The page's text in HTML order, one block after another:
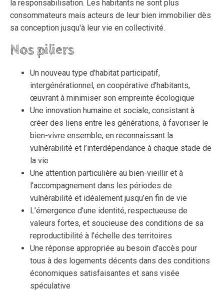
la responsabilisation. Les habitants ne sont plus
consommateurs mais acteurs de leur bien immobilier dès
sa conception jusqu'à leur vie en collectivité.
Nos piliers
Un nouveau type d'habitat participatif,
intergénérationnel, en coopérative d'habitants,
œuvrant à minimiser son empreinte écologique
Une innovation humaine et sociale, consistant à
créer des liens entre les générations, à favoriser le
bien-vivre ensemble, en reconnaissant la
vulnérabilité et l’interdépendance à chaque stade de
la vie
Une attention particulière au bien-vieillir et à
l’accompagnement dans les périodes de
vulnérabilité et idéalement jusqu’en fin de vie
L’émergence d’une identité, respectueuse de
valeurs fortes, et soucieuse des conditions de sa
reproductibilité à l’échelle des territoires
Une réponse appropriée au besoin d’accès pour
tous à des logements décents dans des conditions
économiques satisfaisantes et sans visée
spéculative